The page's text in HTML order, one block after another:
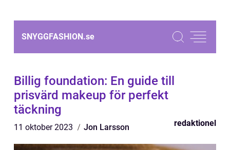
SNYGGFASHION.se
Billig foundation: En guide till
prisvärd makeup för perfekt
täckning
11 oktober 2023 Jon Larsson redaktionel